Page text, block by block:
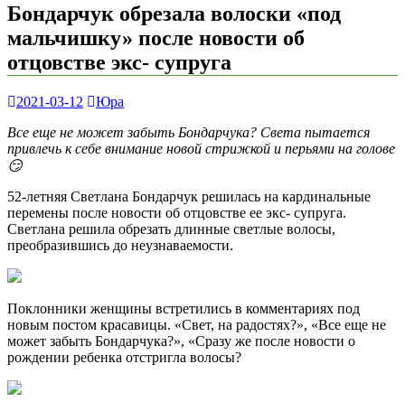
Бондарчук обрезала волоски «под
мальчишку» после новости об
отцовстве экс- супруга
2021-03-12
Юра
Все еще не может забыть Бондарчука? Света пытается
привлечь к себе внимание новой стрижкой и перьями на голове
😏
52-летняя Светлана Бондарчук решилась на кардинальные
перемены после новости об отцовстве ее экс- супруга.
Светлана решила обрезать длинные светлые волосы,
преобразившись до неузнаваемости.
Поклонники женщины встретились в комментариях под
новым постом красавицы. «Свет, на радостях?», «Все еще не
может забыть Бондарчука?», «Сразу же после новости о
рождении ребенка отстригла волосы?